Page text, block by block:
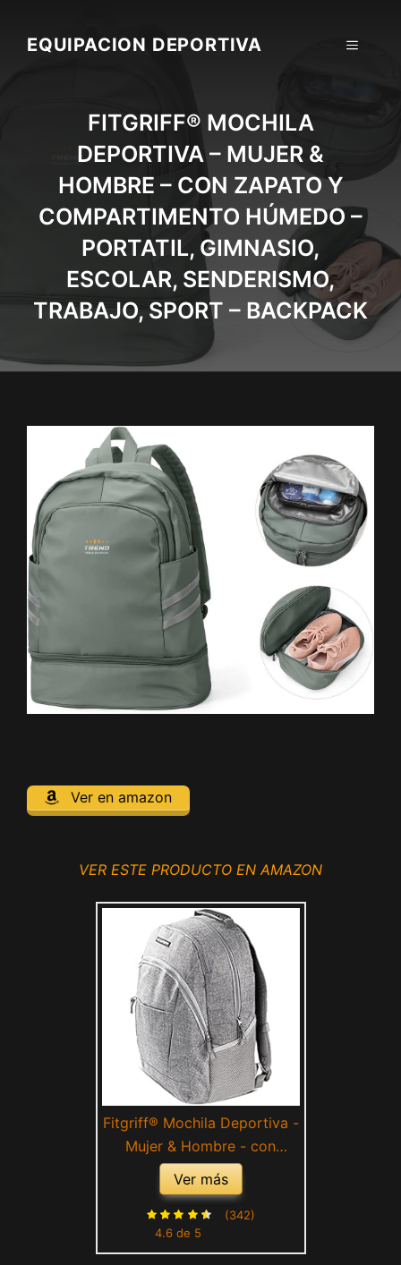
contentEQUIPACION DEPORTIVA MENU
FITGRIFF® MOCHILA
DEPORTIVA – MUJER &
HOMBRE – CON ZAPATO Y
COMPARTIMENTO HÚMEDO –
PORTATIL, GIMNASIO,
ESCOLAR, SENDERISMO,
TRABAJO, SPORT – BACKPACK
Ver en amazon
VER ESTE PRODUCTO EN AMAZON
Fitgriff® Mochila Deportiva -
Mujer & Hombre - con
Zapato y Compartimento
Húmedo - Portatil, Gimnasio,
Escolar, Senderismo,
Trabajo, Sport - Backpack
Ver más
4.6 de 5
(342)